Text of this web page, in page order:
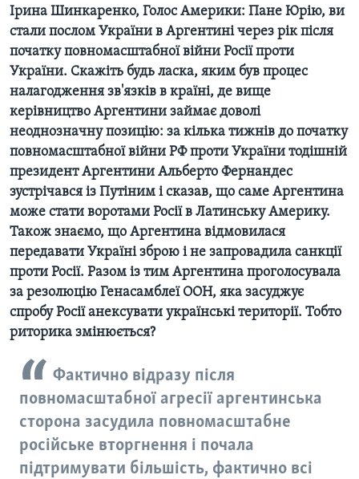
Ірина Шинкаренко, Голос Америки: Пане Юрію, ви
стали послом України в Аргентині через рік після
початку повномасштабної війни Росії проти
України. Скажіть будь ласка, яким був процес
налагодження зв'язків в країні, де вище
керівництво Аргентини займає доволі
неоднозначну позицію: за кілька тижнів до початку
повномасштабної війни РФ проти України тодішній
президент Аргентини Альберто Фернандес
зустрічався із Путіним і сказав, що саме Аргентина
може стати воротами Росії в Латинську Америку.
Також знаємо, що Аргентина відмовилася
передавати Україні зброю і не запровадила санкції
проти Росії. Разом із тим Аргентина проголосувала
за резолюцію Генасамблеї ООН, яка засуджує
спробу Росії анексувати українські території. Тобто
риторика змінюється?
Фактично відразу після
повномасштабної агресії аргентинська
сторона засудила повномасштабне
російське вторгнення і почала
підтримувати більшість, фактично всі